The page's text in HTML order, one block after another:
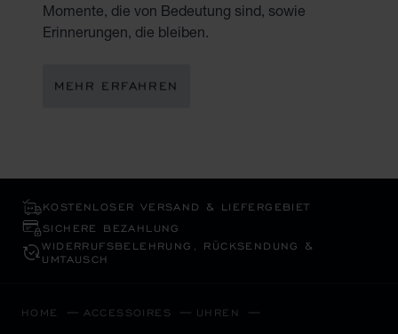
Momente, die von Bedeutung sind, sowie
Erinnerungen, die bleiben.
MEHR ERFAHREN
KOSTENLOSER VERSAND & LIEFERGEBIET
SICHERE BEZAHLUNG
WIDERRUFS­BELEHRUNG, RÜCKSENDUNG &
UMTAUSCH
HOME ACCESSOIRES UHREN